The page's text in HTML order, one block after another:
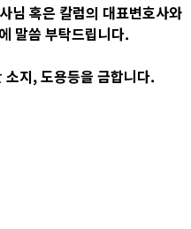
님 혹은 칼럼의 대표변호사와
말씀 부탁드립니다.
지, 도용등을 금합니다.